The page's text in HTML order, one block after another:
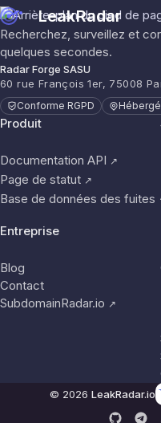
LeakRadar
Recherchez, surveillez et
quelques secondes.
Radar Forge SASU
60 rue François 1er, 75008
Conforme RGPD
Produit
Documentation API ↗
Page de statut ↗
Base de données des fuites
Entreprise
Blog
Contact
SubdomainRadar.io ↗
© 2026 LeakRadar.io